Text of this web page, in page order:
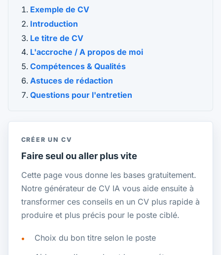
Exemple de CV
Introduction
Le titre de CV
L'accroche / A propos de moi
Compétences & Qualités
Astuces de rédaction
Questions pour l'entretien
CRÉER UN CV
Faire seul ou aller plus vite
Cette page vous donne les bases gratuitement.
Notre générateur de CV IA vous aide ensuite à
transformer ces conseils en un CV plus rapide à
produire et plus précis pour le poste ciblé.
Choix du bon titre selon le poste